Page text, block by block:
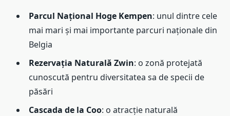
Parcul Național Hoge Kempen: unul dintre cele
mai mari și mai importante parcuri naționale din
Belgia
Rezervația Naturală Zwin: o zonă protejată
cunoscută pentru diversitatea sa de specii de
păsări
Cascada de la Coo: o atracție naturală